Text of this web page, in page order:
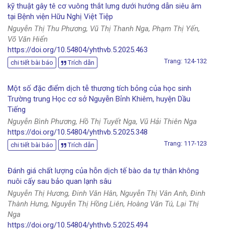
kỹ thuật gây tê cơ vuông thắt lưng dưới hướng dẫn siêu âm
tại Bệnh viện Hữu Nghị Việt Tiệp
Nguyễn Thị Thu Phương, Vũ Thị Thanh Nga, Phạm Thị Yến,
Võ Văn Hiển
https://doi.org/10.54804/yhthvb.5.2025.463
chi tiết bài báo Trích dẫn Trang: 124-132
Một số đặc điểm dịch tễ thương tích bỏng của học sinh
Trường trung Học cơ sở Nguyễn Bỉnh Khiêm, huyện Dầu
Tiếng
Nguyễn Bình Phương, Hồ Thị Tuyết Nga, Vũ Hải Thiên Nga
https://doi.org/10.54804/yhthvb.5.2025.348
chi tiết bài báo Trích dẫn Trang: 117-123
Đánh giá chất lượng của hỗn dịch tế bào da tự thân không
nuôi cấy sau bảo quan lạnh sâu
Nguyễn Thị Hương, Đinh Văn Hân, Nguyễn Thị Vân Anh, Đinh
Thành Hưng, Nguyễn Thị Hồng Liên, Hoàng Văn Tú, Lại Thị
Nga
https://doi.org/10.54804/yhthvb.5.2025.494